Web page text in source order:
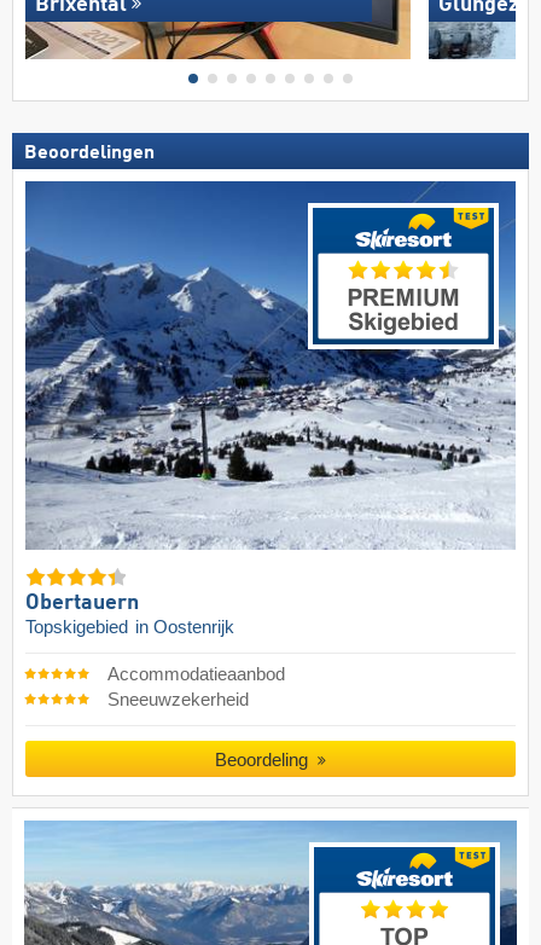
Brixental
Beoordelingen
Obertauern
Topskigebied in Oostenrijk
Accommodatieaanbod
Sneeuwzekerheid
Beoordeling